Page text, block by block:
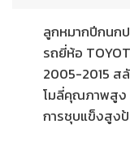
ลูกหมากปีกนก
รถยี่ห้อ
2005-2015 ส
โมลี่คุณภาพสูง
การชุบแข็งสูง